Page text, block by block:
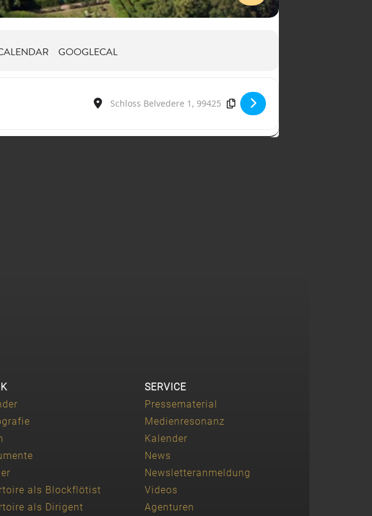
GOOGLECAL
Destination Address - Maurice Steger & Martin Stadtfeld
als Blockflötist
als Dirigent
SERVICE
Pressematerial
Medienresonanz
Kalender
News
Newsletteranmeldung
Videos
Agenturen